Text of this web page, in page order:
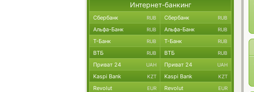
Интернет-банкинг
Сбербанк RUB Сбербанк RUB
Альфа-Банк RUB Альфа-Банк RUB
Т-Банк RUB Т-Банк RUB
ВТБ RUB ВТБ RUB
Приват 24 UAH Приват 24 UAH
Kaspi Bank KZT Kaspi Bank KZT
Revolut EUR Revolut EUR